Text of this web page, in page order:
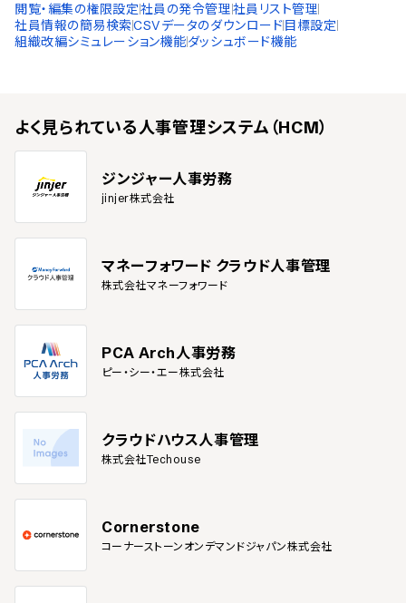
閲覧・編集の権限設定社員の発令管理社員リスト管理
社員情報の簡易検索CSVデータのダウンロード目標設定
組織改編シミュレーション機能ダッシュボード機能
よく見られている人事管理システム（HCM）
ジンジャー人事労務
jinjer株式会社
マネーフォワード クラウド人事管理
株式会社マネーフォワード
PCA Arch人事労務
ピー・シー・エー株式会社
クラウドハウス人事管理
株式会社Techouse
Cornerstone
コーナーストーンオンデマンドジャパン株式会社